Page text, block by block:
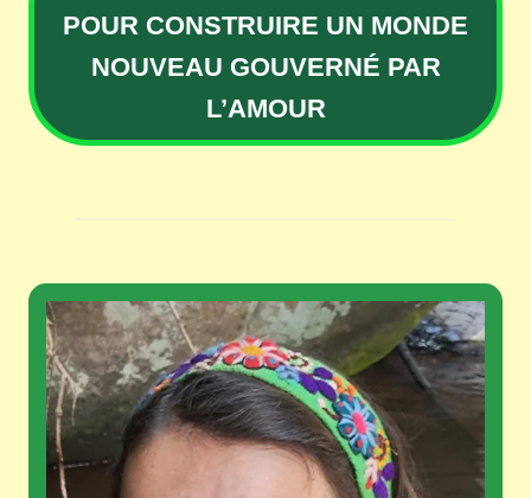
POUR CONSTRUIRE UN MONDE
NOUVEAU GOUVERNÉ PAR
L’AMOUR